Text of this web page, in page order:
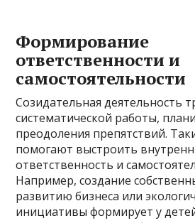
Формирование
ответственности и
самостоятельности
Созидательная деятельность
систематической работы,
преодоления препятствий.
помогают выстроить
ответственность и
Например, создание
развитию бизнеса или
инициативы формирует у